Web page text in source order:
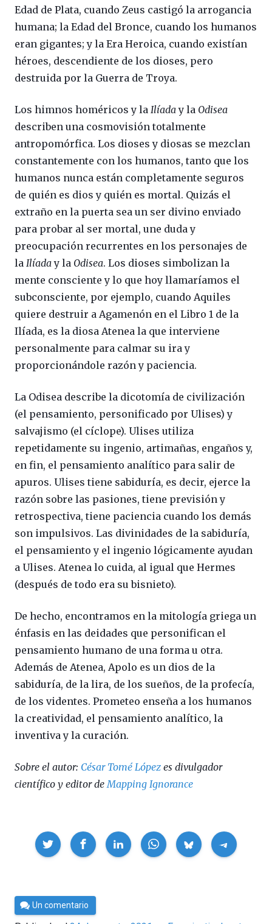
Edad de Plata, cuando Zeus castigó la arrogancia
humana; la Edad del Bronce, cuando los humanos
eran gigantes; y la Era Heroica, cuando existían
héroes, descendiente de los dioses, pero
destruida por la Guerra de Troya.
Los himnos homéricos y la Ilíaday la Odisea
describen una cosmovisión totalmente
antropomórfica. Los dioses y diosas se mezclan
constantemente con los humanos, tanto que los
humanos nunca están completamente seguros
de quién es dios y quién es mortal. Quizás el
extraño en la puerta sea un ser divino enviado
para probar al ser mortal, une duda y
preocupación recurrentes en los personajes de
la Ilíaday la Odisea. Los dioses simbolizan la
mente consciente y lo que hoy llamaríamos el
subconsciente, por ejemplo, cuando Aquiles
quiere destruir a Agamenón en el Libro 1 de la
Ilíada, es la diosa Atenea la que interviene
personalmente para calmar su ira y
proporcionándole razón y paciencia.
La Odisea describe la dicotomía de civilización
(el pensamiento, personificado por Ulises) y
salvajismo (el cíclope). Ulises utiliza
repetidamente su ingenio, artimañas, engaños y,
en fin, el pensamiento analítico para salir de
apuros. Ulises tiene sabiduría, es decir, ejerce la
razón sobre las pasiones, tiene previsión y
retrospectiva, tiene paciencia cuando los demás
son impulsivos. Las divinidades de la sabiduría,
el pensamiento y el ingenio lógicamente ayudan
a Ulises. Atenea lo cuida, al igual que Hermes
(después de todo era su bisnieto).
De hecho, encontramos en la mitología griega un
énfasis en las deidades que personifican el
pensamiento humano de una forma u otra.
Además de Atenea, Apolo es un dios de la
sabiduría, de la lira, de los sueños, de la profecía,
de los videntes. Prometeo enseña a los humanos
la creatividad, el pensamiento analítico, la
inventiva y la curación.
Sobre el autor: César Tomé López es divulgador
científico y editor de Mapping Ignorance
Compartir
Por
César
Un comentario